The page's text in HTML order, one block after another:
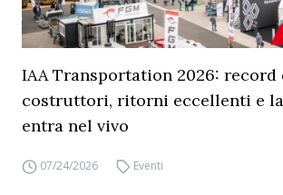
IAA Transportation 2026: record
costruttori, ritorni eccellenti e
entra nel vivo
07/24/2026 Eventi